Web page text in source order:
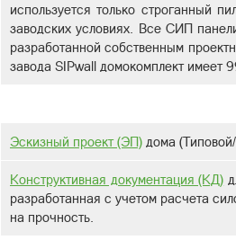
используется только строганный
заводских условиях. Все СИП
разработанной собственным
завода SIPwall домокомплект имеет
Эскизный проект (ЭП) дома
Конструктивная документация (КД)
разработанная с учетом расчета
на прочность.